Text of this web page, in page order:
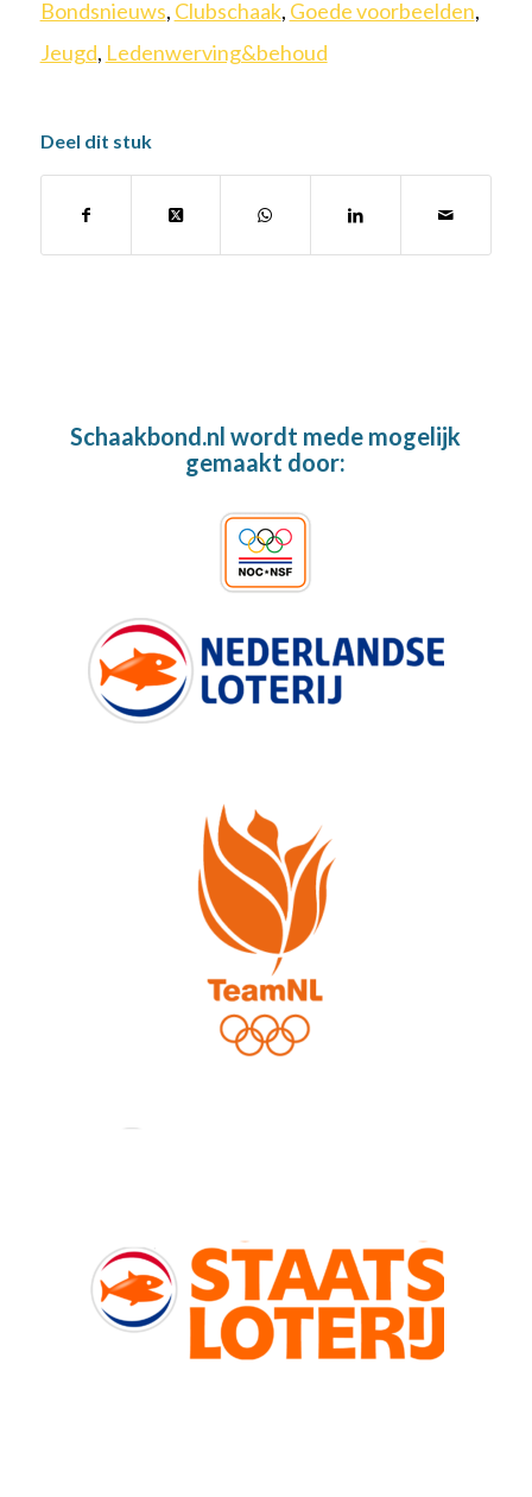
Bondsnieuws, Clubschaak, Goede voorbeelden,
Jeugd, Ledenwerving&behoud
Deel dit stuk
Schaakbond.nl wordt mede mogelijk
gemaakt door: